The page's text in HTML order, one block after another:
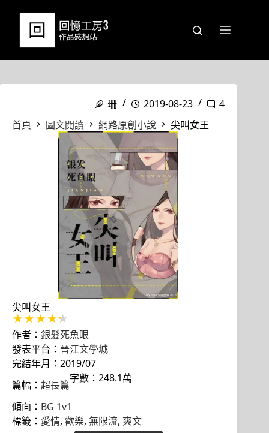
珊
2019-08-23
4
首頁
圖文閱讀 網路原創小說 尖叫女王
尖叫女王
作者： 銀髮死魚眼
發表平台： 晉江文學城
完結年月：2019/07
篇幅： 超長篇
字數：248.1萬
傾向： BG 1v1
標籤： 愛情, 歡樂, 無限流, 爽文